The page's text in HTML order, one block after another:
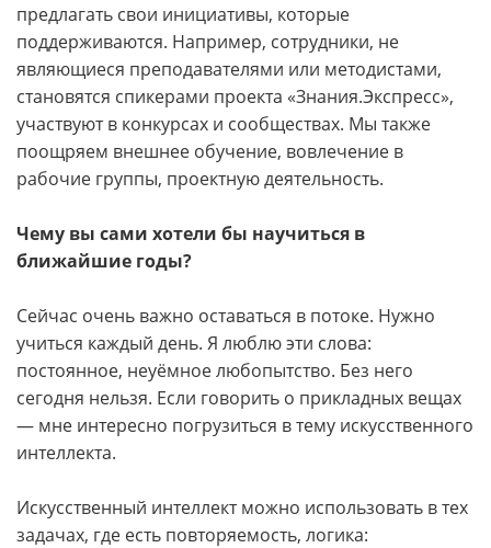
предлагать свои инициативы, которые
поддерживаются. Например, сотрудники, не
являющиеся преподавателями или методистами,
становятся спикерами проекта «Знания.Экспресс»,
участвуют в конкурсах и сообществах. Мы также
поощряем внешнее обучение, вовлечение в
рабочие группы, проектную деятельность.
Чему вы сами хотели бы научиться в
ближайшие годы?
Сейчас очень важно оставаться в потоке. Нужно
учиться каждый день. Я люблю эти слова:
постоянное, неуёмное любопытство. Без него
сегодня нельзя. Если говорить о прикладных вещах
— мне интересно погрузиться в тему искусственного
интеллекта.
Искусственный интеллект можно использовать в тех
задачах, где есть повторяемость, логика: